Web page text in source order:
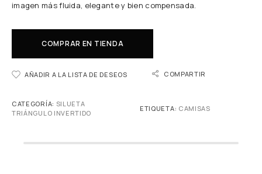
imagen más fluida, elegante y bien compensada.
COMPRAR EN TIENDA
AÑADIR A LA LISTA DE DESEOS COMPARTIR
CATEGORÍA: SILUETA
TRIÁNGULO INVERTIDO
ETIQUETA: CAMISAS